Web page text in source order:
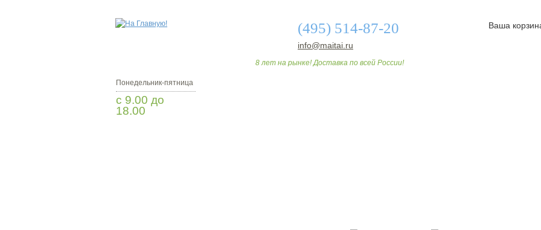
(495) 514-87-20
info@maitai.ru
8 лет на рынке! Доставка по всей России!
Ваша
Понедельник-пятница
с 9.00 до
18.00